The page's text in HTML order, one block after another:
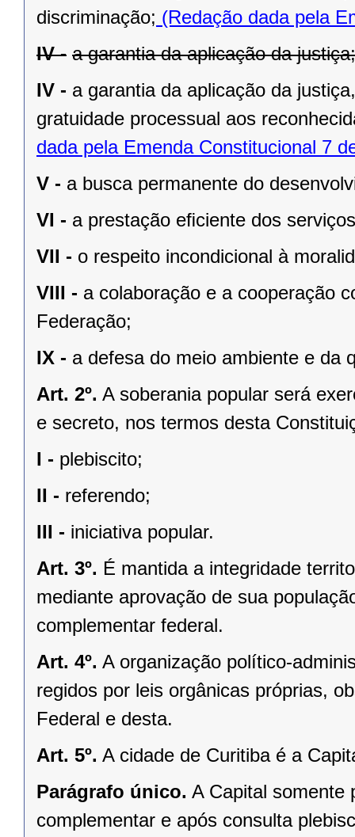
discriminação; (Redação dada pela
IV - a garantia da aplicação da justiça;
IV - a garantia da aplicação da
gratuidade processual aos
dada pela Emenda Constitucional 7
V - a busca permanente do
VI - a prestação eﬁciente dos
VII - o respeito incondicional à
VIII - a colaboração e a cooperação
Federação;
IX - a defesa do meio ambiente e da
Art. 2º. A soberania popular será
e secreto, nos termos desta
I - plebiscito;
II - referendo;
III - iniciativa popular.
Art. 3º. É mantida a integridade
mediante aprovação de sua
complementar federal.
Art. 4º. A organização político-
regidos por leis orgânicas próprias,
Federal e desta.
Art. 5º. A cidade de Curitiba é a
Parágrafo único. A Capital somente
complementar e após consulta